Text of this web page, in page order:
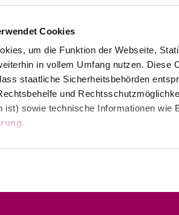
Cookies
um die Funktion der Webseite,
in vollem Umfang nutzen.
staatliche Sicherheitsbehörden
und
ist) sowie technische Informationen
.